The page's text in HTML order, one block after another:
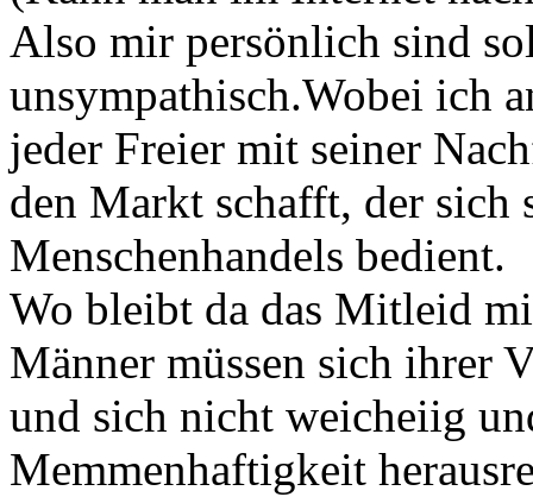
Also mir persönlich sind
unsympathisch.Wobei ich
jeder Freier mit seiner
den Markt schafft, der sich
Menschenhandels bedient.
Wo bleibt da das Mitleid
Männer müssen sich ihrer
und sich nicht weicheiig
Memmenhaftigkeit